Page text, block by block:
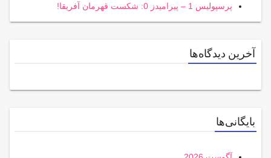
پرسپولیس 1 – پیرامیدز 0: شکست قهرمان آفریقا!
آخرین دیدگاه‌ها
بایگانی‌ها